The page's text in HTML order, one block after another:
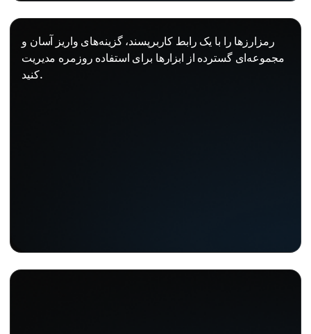
رمزارزها را با یک رابط کاربرپسند، گزینه‌های واریز آسان و
مجموعه‌ای گسترده از ابزارها برای استفاده روزمره مدیریت
کنید.